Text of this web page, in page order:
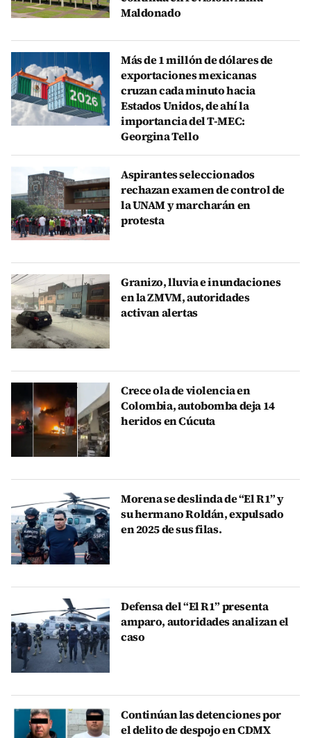
Maldonado
Más de 1 millón de dólares de
exportaciones mexicanas
cruzan cada minuto hacia
Estados Unidos, de ahí la
importancia del T-MEC:
Georgina Tello
Aspirantes seleccionados
rechazan examen de control de
la UNAM y marcharán en
protesta
Granizo, lluvia e inundaciones
en la ZMVM, autoridades
activan alertas
Crece ola de violencia en
Colombia, autobomba deja 14
heridos en Cúcuta
Morena se deslinda de “El R1” y
su hermano Roldán, expulsado
en 2025 de sus filas.
Defensa del “El R1” presenta
amparo, autoridades analizan el
caso
Continúan las detenciones por
el delito de despojo en CDMX